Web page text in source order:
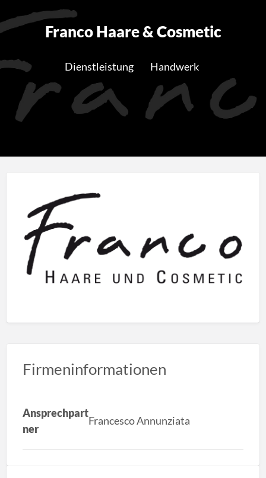
Franco Haare & Cosmetic
Dienstleistung Handwerk
Firmeninformationen
Ansprechpart
ner
Francesco Annunziata